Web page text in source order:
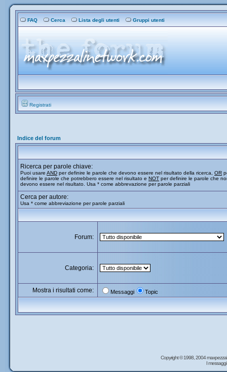
FAQ Cerca Lista degli utenti Gruppi utenti
Registrati
Indice del forum
Ricerca per parole chiave:
Puoi usare AND per definire le parole che devono essere nel risultato della ricerca, OR
definire le parole che potrebbero essere nel risultato e NOT per definire le parole che
devono essere nel risultato. Usa * come abbrevazione per parole parziali
Cerca per autore:
Usa * come abbreviazione per parole parziali
Forum:
Categoria:
Mostra i risultati come: Messaggi Topic
Copyright © 1998, 2004
I